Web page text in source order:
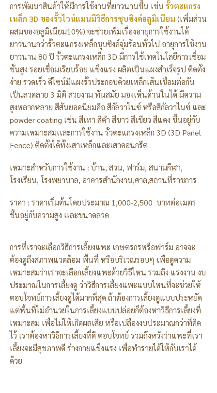
การพัฒนาสินค้าให้มีการใช้งานที่ยาวนานขึ้น เช่น รั้วตะแกรง
เหล็ก 3D ของรั้วไวน์แมนมีวิธีการชุบซิงค์อลูมิเนียม (เพิ่มส่วน
ผสมของอลูมิเนียม10%) จะช่วยเพิ่มเรื่องอายุการใช้งานได้
ยาวนานกว่ารั้วตะแกรงเหล็กชุบซิงค์จุ่มร้อนทั่วไป อายุการใช้งาน
ยาวนาน 80 ปี รั้วตะแกรงเหล็ก 3D มีการใช้เทคโนโลยีการเชื่อม
ขั้นสูง รอยเชื่อมเรียบร้อย แข็งแรง ผลิตเป็นแผงสำเร็จรูป ติดตั้ง
ง่าย รวดเร็ว ดีไซน์มีแผงรั้วประกอบด้วยเหล็กเส้นเชื่อมต่อกัน
เป็นลวดลาย 3 มิติ สวยงาม ทันสมัย มองเห็นด้านในได้ มีความ
สูงหลากหลาย สีสันยอดนิยมคือ สีกัลวาไนซ์ หรือสีกัลวาไนซ์ และ
powder coating เช่น สีเทา สีดำ สีขาว สีเขียว สีแดง ขึ้นอยู่กับ
ความเหมาะสมเเละการใช้งาน รั้วตะแกรงเหล็ก 3D (3D Panel
Fence) ติดตั้งได้ทั้งเสาเหล็กและเสาคอนกรีต
เหมาะสำหรับการใช้งาน : บ้าน, สวน, ฟาร์ม, สนามกีฬา,
โรงเรียน, โรงพยาบาล, อาคารสำนักงาน,ศาล,สถานที่ราชการ
ราคา : ราคาเริ่มต้นโดยประมาณ 1,000-2,500 บาทต่อเมตร
ขึ้นอยู่กับความสูง เเละขนาดลวด
การที่เราจะเลือกวิธีการเลี้ยงแพะ เกษตรกรหรือฟาร์ม อาจจะ
ต้องดูถึงสภาพแวดล้อม พื้นที่ หรือบริเวณรอบๆ เพื่อดูความ
เหมาะสมว่าเราจะเลือกเลี้ยงแพะด้วยวิธีไหน รวมถึง แรงงาน งบ
ประมาณในการเลี้ยงดู ว่าวิธีการเลี้ยงแพะแบบไหนที่จะช่วยให้
ตอบโจทย์การเลี้ยงดูได้มากที่สุด ถ้าต้องการเลี้ยงดูแบบประหยัด
แต่พื้นที่ไม่อำนวยในการเลี้ยงแบบปล่อยก็ต้องหาวิธีการเลี้ยงที่
เหมาะสม เพื่อไม่ให้เกิดผลเสีย หรือเปลืองงบประมาณกว่าที่คิด
ไว้ เราต้องหาวิธีการเลี้ยงที่ดี ตอบโจทย์ รวมถึงหวังว่าแพะที่เรา
เลี้ยงจะมีสุขภาพดี ร่างกายแข็งแรง เพื่อทำรายได้ให้กับเราได้
ด้วย